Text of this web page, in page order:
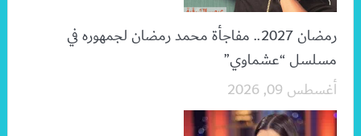
رمضان 2027.. مفاجأة محمد رمضان لجمهوره في
مسلسل “عشماوي”
أغسطس 09, 2026